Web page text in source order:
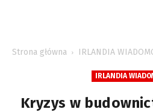
Strona główna IRLANDIA
IRLANDIA
Kryzys w